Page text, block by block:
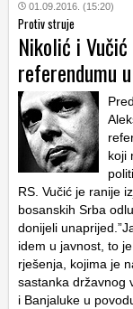
01.09.2016. (15:20)
Protiv struje
Nikolić i
referendumu
koji
RS. Vučić je ranije
bosanskih Srba
donijeli
idem u javnost, to
rješenja, kojima je
sastanka državnog
i Banjaluke u